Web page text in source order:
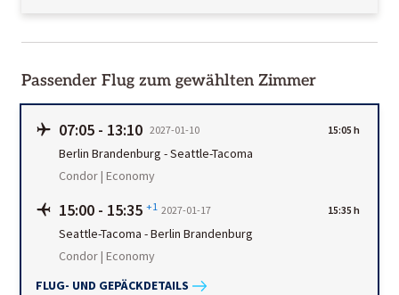
Passender Flug zum gewählten Zimmer
07:05 - 13:10 2027-01-10 15:05 h
Berlin Brandenburg -Seattle-Tacoma
Condor | Economy
15:00 - 15:35 +1 2027-01-17 15:35 h
Seattle-Tacoma -Berlin Brandenburg
Condor | Economy
FLUG- UND GEPÄCKDETAILS